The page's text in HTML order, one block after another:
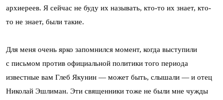
архиереев. Я сейчас не буду их называть, кто-то их знает, кто-
то не знает, были такие.
Для меня очень ярко запомнился момент, когда выступили
с письмом против официальной политики того периода
известные вам Глеб Якунин — может быть, слышали — и отец
Николай Эшлиман. Эти священники тоже не были мне чужды